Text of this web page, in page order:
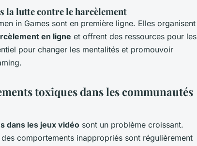
la lutte contre le harcèlement
in Games sont en première ligne. Elles organisent
en ligne et offrent des ressources pour les
pour changer les mentalités et promouvoir
toxiques dans les communautés
dans les jeux vidéo sont un problème croissant.
comportements inappropriés sont régulièrement